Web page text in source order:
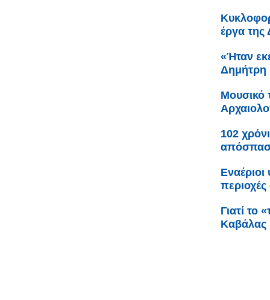
έργα
«Ήταν
Δημήτρη
Μουσικό
102
περιοχές
Γιατί το
Καβάλας